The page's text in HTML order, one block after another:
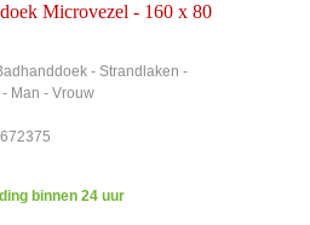
Microvezel - 160 x 80
- Strandlaken -
Man - Vrouw
binnen 24 uur